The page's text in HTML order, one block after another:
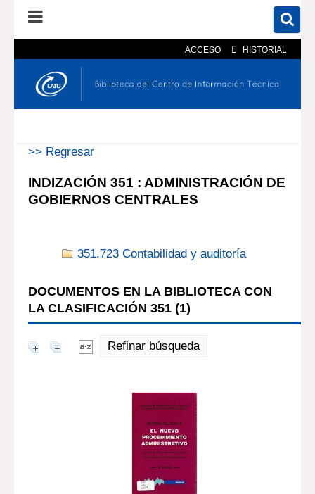
ACCESO HISTORIAL
En el catálogo En el sitio
>> Regresar
INDIZACIÓN 351 : ADMINISTRACIÓN DE
GOBIERNOS CENTRALES
351.723 Contabilidad y auditoría
DOCUMENTOS EN LA BIBLIOTECA CON
LA CLASIFICACIÓN 351 (1)
Refinar búsqueda